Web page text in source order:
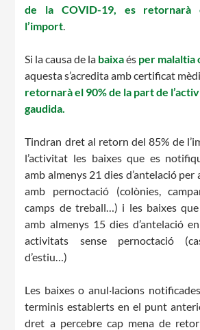
de la COVID-19, es retornarà
l’import.
Si la causa de la baixaés per malaltia
aquesta s’acredita amb certificat
retornarà el 90% de la part de
gaudida.
Tindran dret al retorn del 85% de
l’activitat les baixes que es
amb almenys 21 dies d’antelació per
amb pernoctació (colònies,
camps de treball…) i les baixes
amb almenys 15 dies d’antelació
activitats sense pernoctació
d’estiu…)
Les baixes o anul·lacions
terminis establerts en el punt
dret a percebre cap mena de
Proposta educativa
ACTUALITAT
Notícies
Butlletins
Diari de la Fundació
Fundesplai als mitjans
Xarxes socials
COL·LABORA
Fes un donatiu
Treballa amb nosaltres